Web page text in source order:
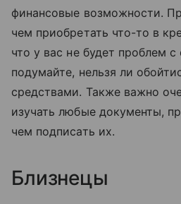
финансовые возможности.
чем приобретать что-то в
что у вас не будет проблем
подумайте, нельзя ли
средствами. Также важно
изучать любые документы,
чем подписать их.
Близнецы